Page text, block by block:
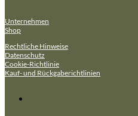
Unternehmen
Shop
Rechtliche Hinweise
Datenschutz
Cookie-Richtlinie
Kauf- und Rückgaberichtlinien